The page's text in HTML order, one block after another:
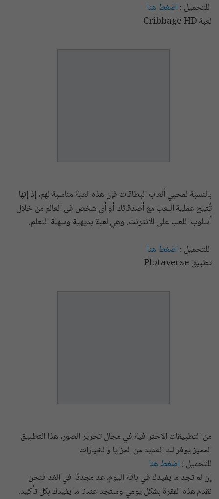
للتحميل : اضغط هنا
لعبة Cribbage HD
بالنسبة لمحبي ألعاب البطاقات فإن هذه العبة مناسبة لهم، إذ إنها
تُتيح عملية اللعب مع أصدقائك أو أي شخص في العالم من خلال
أسلوب اللعب على الانترنت. وهي لعبة بديهية وسهلة التعلم.
للتحميل : اضغط هنا
تطبيق Plotaverse
من التطبيقات الاحترافية في مجال تحرير الصور، هذا التطبيق
المميز يوفر لك العديد من المزايا والخيارات
للتحميل : اضغط هنا
إن لم تجد ما يفيدك في باقة اليوم، عد مجددًا في الغد فنحن
نقدم هذه الفقرة بشكل يومي وستجد عندنا ما يفيدك بكل تأكيد.